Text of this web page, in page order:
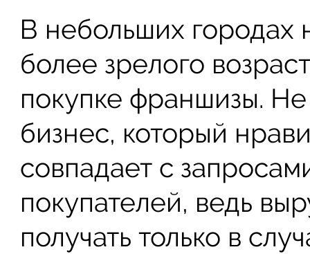
В небольших
более зрелого
покупке франшизы.
бизнес, который
совпадает с
покупателей, ведь
получать только в